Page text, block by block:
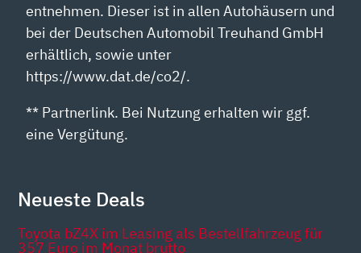
entnehmen. Dieser ist in allen Autohäusern und
bei der Deutschen Automobil Treuhand GmbH
erhältlich, sowie unter
https://www.dat.de/co2/.
** Partnerlink. Bei Nutzung erhalten wir ggf.
eine Vergütung.
Neueste Deals
Toyota bZ4X im Leasing als Bestellfahrzeug für
357 Euro im Monat brutto